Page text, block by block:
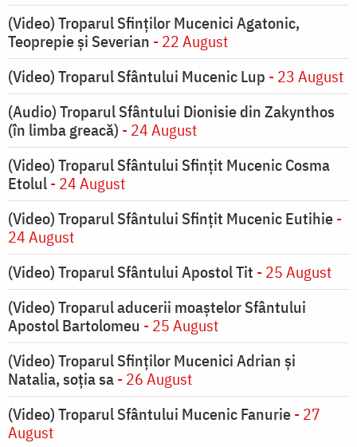
(Video) Troparul Sfinților Mucenici Agatonic,
Teoprepie și Severian - 22 August
(Video) Troparul Sfântului Mucenic Lup - 23 August
(Audio) Troparul Sfântului Dionisie din Zakynthos
(în limba greacă) - 24 August
(Video) Troparul Sfântului Sfințit Mucenic Cosma
Etolul- 24 August
(Video) Troparul Sfântului Sfințit Mucenic Eutihie-
24 August
(Video) Troparul Sfântului Apostol Tit - 25 August
(Video) Troparul aducerii moaștelor Sfântului
Apostol Bartolomeu - 25 August
(Video) Troparul Sfinților Mucenici Adrian și
Natalia, soția sa- 26 August
(Video) Troparul Sfântului Mucenic Fanurie- 27
August